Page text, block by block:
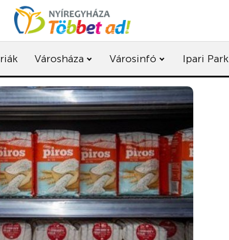
Városháza Városinfó Ipari Park